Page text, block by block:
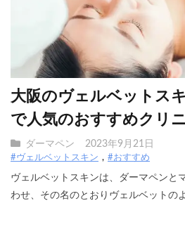
大阪のヴェルベットス
で人気のおすすめクリ
ダーマペン 2023年9月21日
#ヴェルベットスキン #おすすめ
ヴェルベットスキンは、ダーマペンと
わせ、その名のとおりヴェルベットの